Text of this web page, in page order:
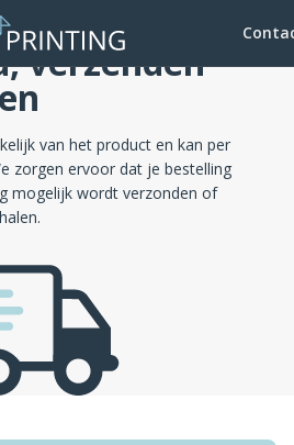
verzenden
van het product en kan per
zorgen ervoor dat je bestelling
mogelijk wordt verzonden of